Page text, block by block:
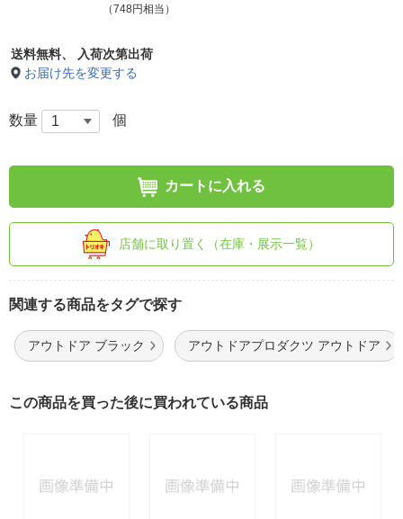
（748円相当）
送料無料、
入荷次第出荷
お届け先を変更する
数量 個
カートに入れる
店舗に取り置く（在庫・展示一覧）
関連する商品をタグで探す
アウトドア ブラック アウトドアプロダクツ アウトドア
この商品を買った後に買われている商品